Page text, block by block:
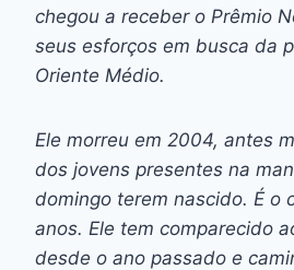
chegou a receber o Prêmio
seus esforços em busca da
Oriente Médio.
Ele morreu em 2004, antes
dos jovens presentes na
domingo terem nascido. É o
anos. Ele tem comparecido
desde o ano passado e